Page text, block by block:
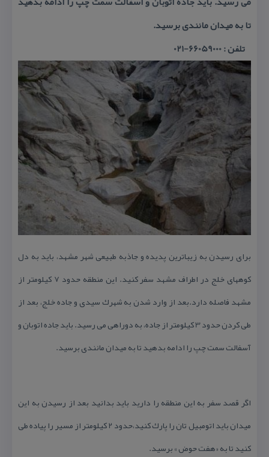
تا به میدان مانندی برسید.
تلفن : 66059000-021
برای رسیدن به زیباترین پدیده و جاذبه طبیعی شهر مشهد، باید به دل
كوههای خلج در اطراف مشهد سفر كنید. این منطقه حدود 7 كیلومتر از
مشهد فاصله دارد.بعد از وارد شدن به شهرك سیدی و جاده خلج، بعد از
طی كردن حدود 3 كیلومتر از جاده، به دوراهی می رسید. باید جاده اتوبان و
آسفالت سمت چپ را ادامه بدهید تا به میدان مانندی برسید.
اگر قصد سفر به این منطقه را دارید باید بدانید بعد از رسیدن به این
میدان باید اتومبیل تان را پارك كنید،حدود 2 كیلومتر از مسیر را پیاده طی
كنید تا به «هفت حوض » برسید.